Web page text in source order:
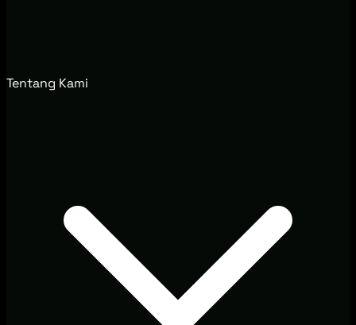
Tentang Kami